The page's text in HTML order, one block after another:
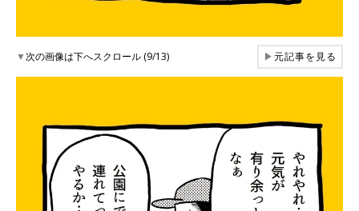
▼次の画像は下へスクロール (9/13) ▶元記事を見る